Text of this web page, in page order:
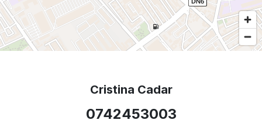
Cristina Cadar
0742453003